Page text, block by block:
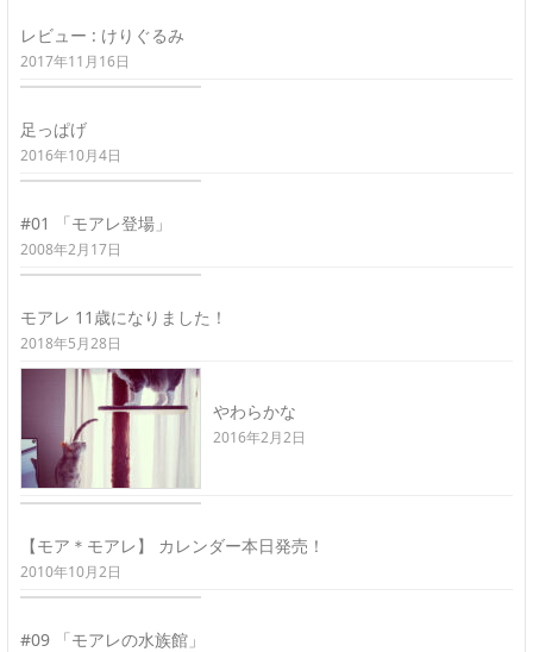
レビュー : けりぐるみ
2017年11月16日
足っぱげ
2016年10月4日
#01 「モアレ登場」
2008年2月17日
モアレ 11歳になりました！
2018年5月28日
やわらかな
2016年2月2日
【モア＊モアレ】 カレンダー本日発売！
2010年10月2日
#09 「モアレの水族館」